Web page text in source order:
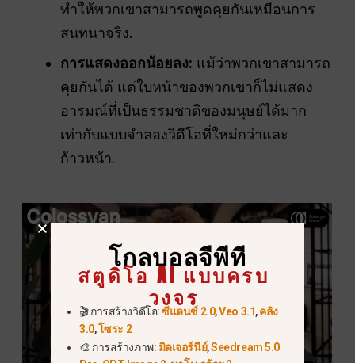
ทำให้พวกเขาสามารถพูดคุยกันเหมือนการ
สนทนาจริง.
การแสดงออกน้อยลง: แม้ว่าพวกเขาสามารถ
คุยกันได้ แต่ใบหน้าของพวกเขาก็ไม่แสดง
อารมณ์ที่เป็นธรรมชาติของมนุษย์ได้มาก
เท่ากับแบบจำลองวิดีโอที่ใหม่กว่าและ
ก้าวหน้า.
โกลบอลจีพีที
สตูดิโอ AI แบบครบ
วงจร
🎬 การสร้างวิดีโอ:ซีแดนซ์ 2.0,Veo 3.1,คลิง
3.0,โซระ 2
🎨 การสร้างภาพ: มิดเจอร์นีย์,Seedream 5.0